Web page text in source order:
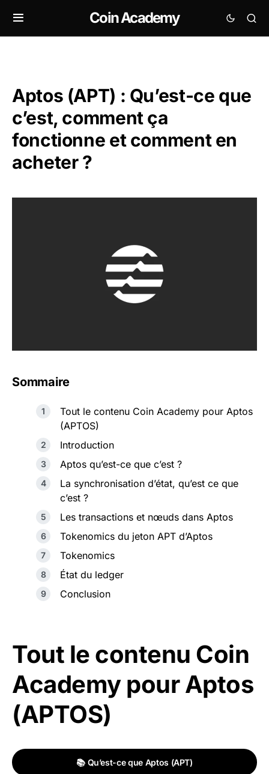
Coin Academy
Aptos (APT) : Qu’est-ce que
c’est, comment ça
fonctionne et comment en
acheter ?
Sommaire
Tout le contenu Coin Academy pour Aptos
(APTOS)
Introduction
Aptos qu’est-ce que c’est ?
La synchronisation d’état, qu’est ce que
c’est ?
Les transactions et nœuds dans Aptos
Tokenomics du jeton APT d’Aptos
Tokenomics
État du ledger
Conclusion
Tout le contenu Coin
Academy pour Aptos
(APTOS)
📚 Qu’est-ce que Aptos (APT)